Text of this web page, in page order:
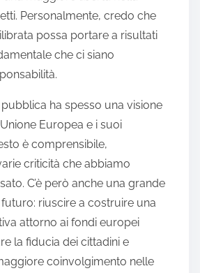
Personalmente, credo che
possa portare a risultati
che ci siano
pubblica ha spesso una visione
Europea e i suoi
è comprensibile,
criticità che abbiamo
C’è però anche una grande
riuscire a costruire una
attorno ai fondi europei
la fiducia dei cittadini e
coinvolgimento nelle